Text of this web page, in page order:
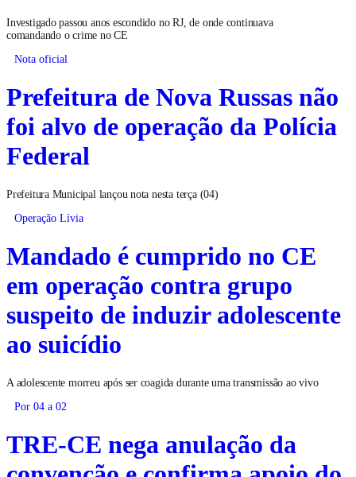
Investigado passou anos escondido no RJ, de onde continuava
comandando o crime no CE
Nota oficial
Prefeitura de Nova Russas não
foi alvo de operação da Polícia
Federal
Prefeitura Municipal lançou nota nesta terça (04)
Operação Lívia
Mandado é cumprido no CE
em operação contra grupo
suspeito de induzir adolescente
ao suicídio
A adolescente morreu após ser coagida durante uma transmissão ao vivo
Por 04 a 02
TRE-CE nega anulação da